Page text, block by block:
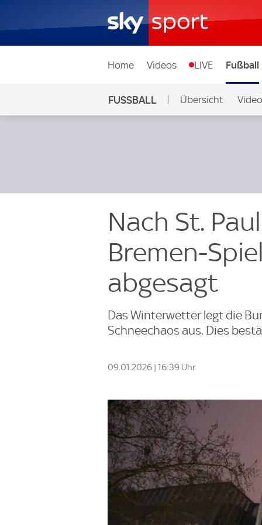
Home Videos LIVE Fußball
FUSSBALL Übersicht
Nach St.
Bremen-
abgesagt
Das Winterwetter legt die
Schneechaos aus. Dies
09.01.2026 | 16:39 Uhr